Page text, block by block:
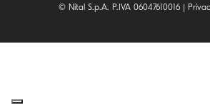
© Nital S.p.A. P.IVA 06047610016 |